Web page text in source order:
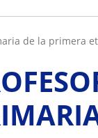
de la primera